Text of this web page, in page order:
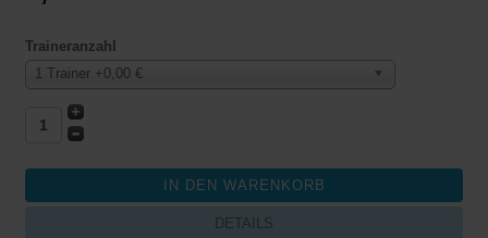
Traineranzahl
1 Trainer +0,00 €
DETAILS